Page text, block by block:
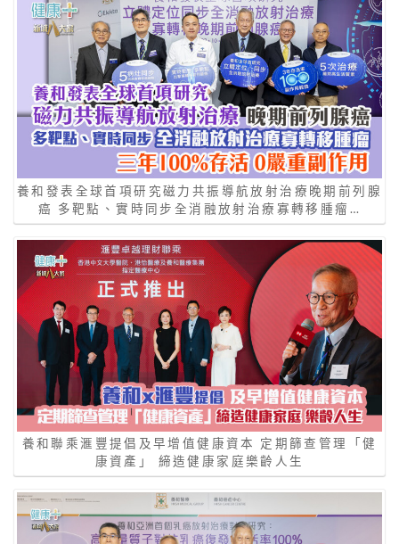
養和發表全球首項研究磁力共振導航放射治療晚期前列腺
癌 多靶點、實時同步全消融放射治療寡轉移腫瘤…
養和聯乘滙豐提倡及早增值健康資本 定期篩查管理「健
康資產」 締造健康家庭樂齡人生